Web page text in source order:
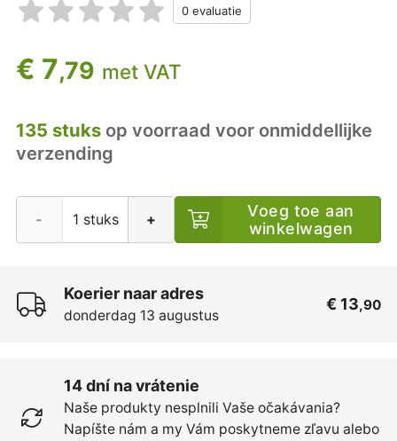
€ 7,79 met VAT
135 stuksop voorraad voor onmiddellijke
verzending
- +
Voeg toe aan
winkelwagen
Koerier naar adres
donderdag 13 augustus
€ 13,90
14 dní na vrátenie
Naše produkty nesplnili Vaše očakávania?
Napíšte nám a my Vám poskytneme zľavu alebo